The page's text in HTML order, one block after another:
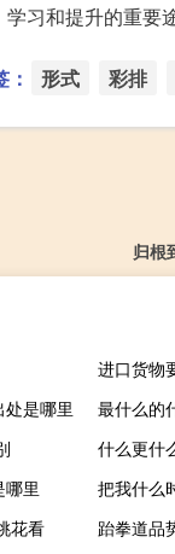
习和提升的重要途
形式 彩排
归根
处是哪里
最什么的
什么更什
哪里
把我什么
花看
跆拳道品